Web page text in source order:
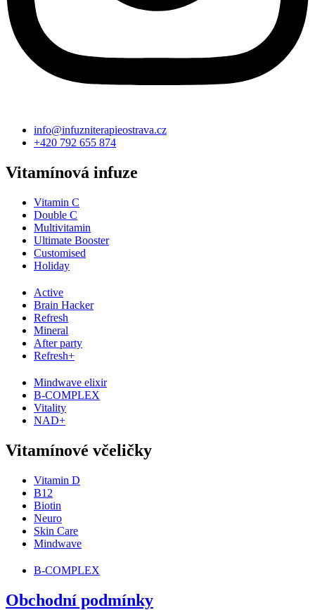
info@infuzniterapieostrava.cz
+420 792 655 874
Vitamínová infuze
Vitamin C
Double C
Multivitamin
Ultimate Booster
Customised
Holiday
Active
Brain Hacker
Refresh
Mineral
After party
Refresh+
Mindwave elixir
B-COMPLEX
Vitality
NAD+
Vitamínové včeličky
Vitamin D
B12
Biotin
Neuro
Skin Care
Mindwave
B-COMPLEX
Obchodní podmínky